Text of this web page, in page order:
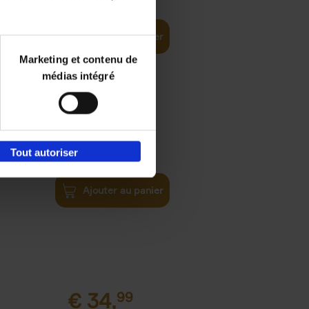
Marketing et contenu de
médias intégré
Tout autoriser
Ajouter au panier
€37,50
Ajouter au panier
€ 34,99